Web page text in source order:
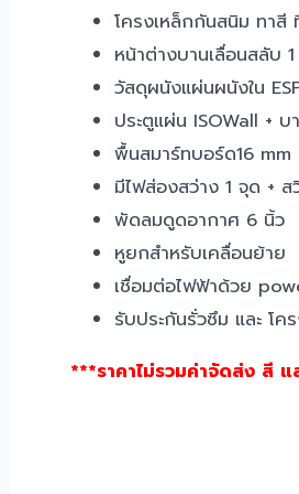
โครงเหล็กกันสนิม ทาสี
หน้าต่างบานเลื่อนสลับ
วัสดุผนังแผ่นผนังใน
ประตูแผ่น ISOWall +
พื้นสมาร์ทบอร์ด16 mm
มีไฟส่องสว่าง 1 จุด +
พัดลมดูดอากาศ 6 นิ้ว
หูยกสำหรับเคลื่อนย้าย
เชื่อมต่อไฟฟ้าด้วย
รับประกันรั่วซึม และ โค
***ราคาไม่รวมค่าจัดส่ง สี